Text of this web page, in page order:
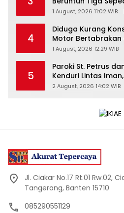
1 August, 2026 11:02 WIB
4
Diduga Kurang
Motor Bertabrakan
Mahasiswi
1 August, 2026 12:29 WIB
5
Paroki St. Petrus
Kenduri Lintas
Gunungkidul
2 August, 2026 14:02 WIB
Jl. Ciakar No.17 Rt.01 Rw.02,
Tangerang, Banten 15710
085290551129